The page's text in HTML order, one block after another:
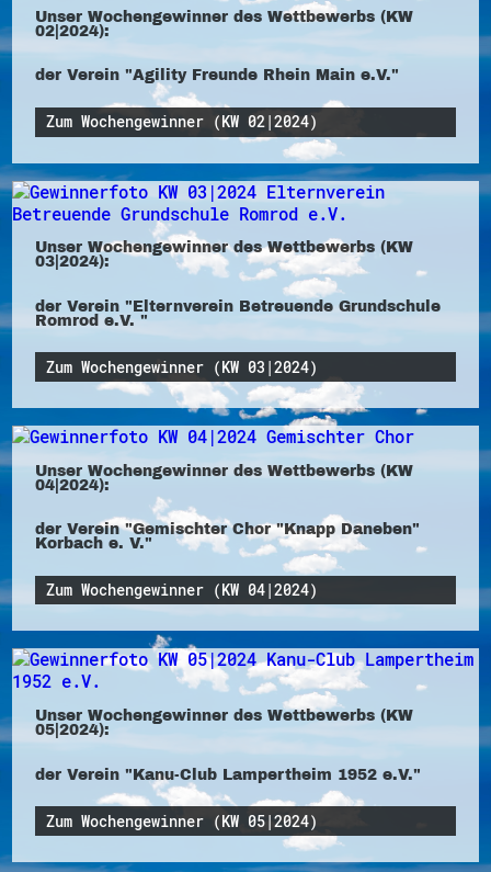
Unser Wochengewinner des Wettbewerbs (KW
02|2024):
der Verein "Agility Freunde Rhein Main e.V."
Zum Wochengewinner (KW 02|2024)
Unser Wochengewinner des Wettbewerbs (KW
03|2024):
der Verein "Elternverein Betreuende Grundschule
Romrod e.V. "
Zum Wochengewinner (KW 03|2024)
Unser Wochengewinner des Wettbewerbs (KW
04|2024):
der Verein "Gemischter Chor "Knapp Daneben"
Korbach e. V."
Zum Wochengewinner (KW 04|2024)
Unser Wochengewinner des Wettbewerbs (KW
05|2024):
der Verein "Kanu-Club Lampertheim 1952 e.V."
Zum Wochengewinner (KW 05|2024)